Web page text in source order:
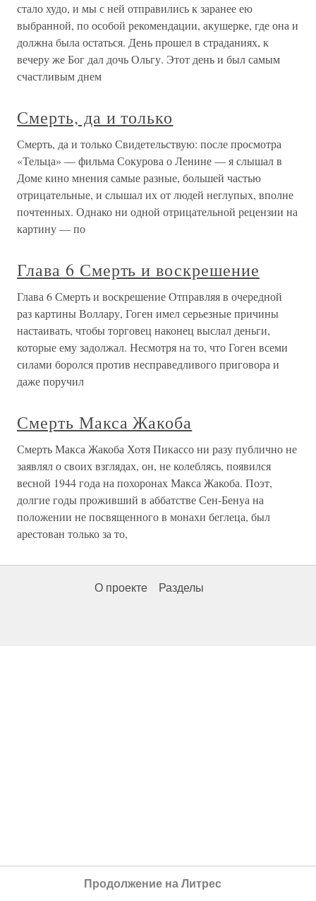
стало худо, и мы с ней отправились к заранее ею
выбранной, по особой рекомендации, акушерке, где она и
должна была остаться. День прошел в страданиях, к
вечеру же Бог дал дочь Ольгу. Этот день и был самым
счастливым днем
Смерть, да и только
Смерть, да и только Свидетельствую: после просмотра
«Тельца» — фильма Сокурова о Ленине — я слышал в
Доме кино мнения самые разные, большей частью
отрицательные, и слышал их от людей неглупых, вполне
почтенных. Однако ни одной отрицательной рецензии на
картину — по
Глава 6 Смерть и воскрешение
Глава 6 Смерть и воскрешение Отправляя в очередной
раз картины Воллару, Гоген имел серьезные причины
настаивать, чтобы торговец наконец выслал деньги,
которые ему задолжал. Несмотря на то, что Гоген всеми
силами боролся против несправедливого приговора и
даже поручил
Смерть Макса Жакоба
Смерть Макса Жакоба Хотя Пикассо ни разу публично не
заявлял о своих взглядах, он, не колеблясь, появился
весной 1944 года на похоронах Макса Жакоба. Поэт,
долгие годы проживший в аббатстве Сен-Бенуа на
положении не посвященного в монахи беглеца, был
арестован только за то,
О проекте Разделы
Продолжение на Литрес